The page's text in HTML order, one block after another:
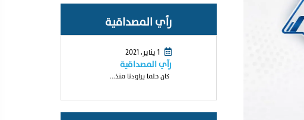
رأي المصداقية
رآي المصداقية
كان حلما يراودنا منذ...